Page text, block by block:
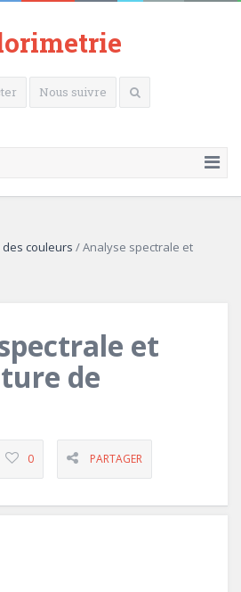
Nous suivre
couleurs /Analyse spectrale et
et
de
0 PARTAGER